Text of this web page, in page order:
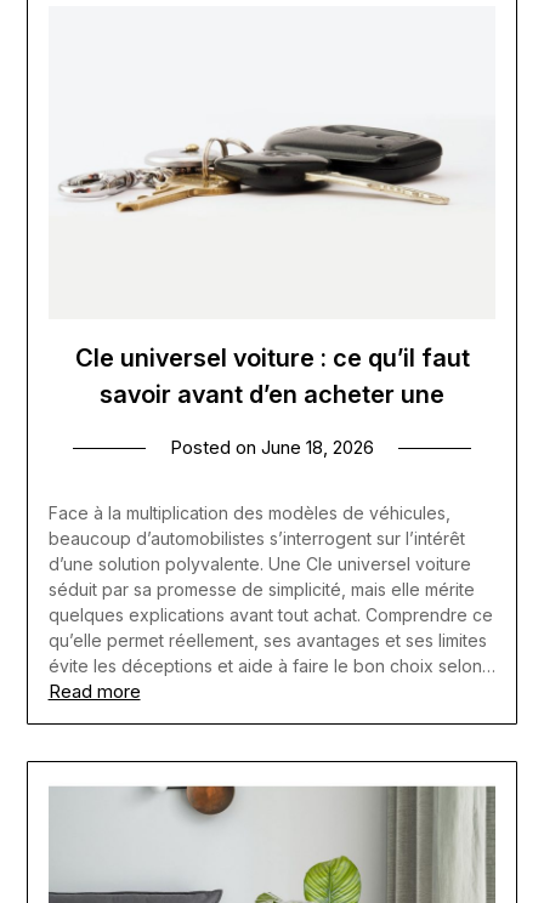
Cle universel voiture : ce qu’il faut
savoir avant d’en acheter une
Posted on June 18, 2026
Face à la multiplication des modèles de véhicules,
beaucoup d’automobilistes s’interrogent sur l’intérêt
d’une solution polyvalente. Une Cle universel voiture
séduit par sa promesse de simplicité, mais elle mérite
quelques explications avant tout achat. Comprendre ce
qu’elle permet réellement, ses avantages et ses limites
évite les déceptions et aide à faire le bon choix selon…
Read more